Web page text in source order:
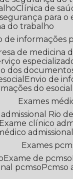
Clínica de
segurança para o
do trabalho
de informações
de medicina
dos
Envio de
do esocial
Exames
admissional Rio
Exame clínico
admissional
Exames
Exame de pcmso
pcmso Pcmso